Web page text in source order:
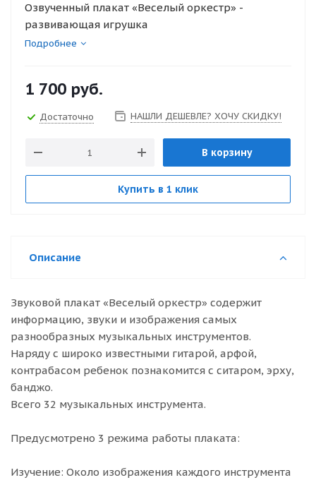
Озвученный плакат «Веселый оркестр» -
развивающая игрушка
Подробнее
1 700 руб.
Достаточно НАШЛИ ДЕШЕВЛЕ? ХОЧУ СКИДКУ!
В корзину
Купить в 1 клик
Описание
Звуковой плакат «Веселый оркестр» содержит
информацию, звуки и изображения самых
разнообразных музыкальных инструментов.
Наряду с широко известными гитарой, арфой,
контрабасом ребенок познакомится с ситаром, эрху,
банджо.
Всего 32 музыкальных инструмента.
Предусмотрено 3 режима работы плаката:
Изучение: Около изображения каждого инструмента